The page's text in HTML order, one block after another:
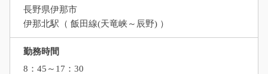
長野県伊那市
伊那北駅（ 飯田線(天竜峡～辰野) ）
勤務時間
8：45～17：30